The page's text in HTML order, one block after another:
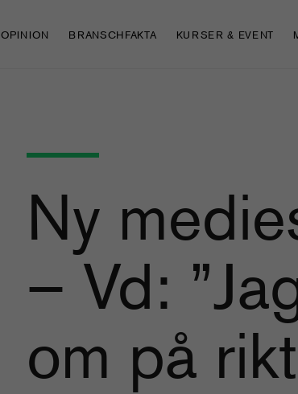
OPINION BRANSCHFAKTA KURSER & EVENT
Ny
– Vd:
om på